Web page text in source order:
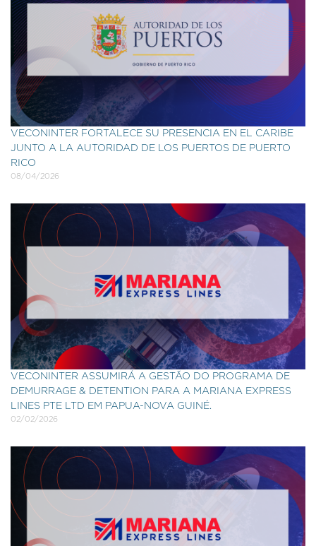
VECONINTER FORTALECE SU PRESENCIA EN EL CARIBE
JUNTO A LA AUTORIDAD DE LOS PUERTOS DE PUERTO
RICO
08/04/2026
VECONINTER ASSUMIRÁ A GESTÃO DO PROGRAMA DE
DEMURRAGE & DETENTION PARA A MARIANA EXPRESS
LINES PTE LTD EM PAPUA-NOVA GUINÉ.
02/02/2026